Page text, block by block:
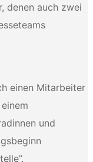
denen auch zwei
einen Mitarbeiter
und